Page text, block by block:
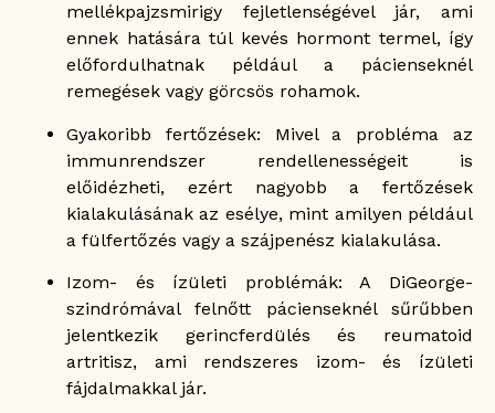
mellékpajzsmirigy fejletlenségével jár, ami
ennek hatására túl kevés hormont termel, így
előfordulhatnak például a pácienseknél
remegések vagy görcsös rohamok.
Gyakoribb fertőzések: Mivel a probléma az
immunrendszer rendellenességeit is
előidézheti, ezért nagyobb a fertőzések
kialakulásának az esélye, mint amilyen például
a fülfertőzés vagy a szájpenész kialakulása.
Izom- és ízületi problémák: A DiGeorge-
szindrómával felnőtt pácienseknél sűrűbben
jelentkezik gerincferdülés és reumatoid
artritisz, ami rendszeres izom- és ízületi
fájdalmakkal jár.